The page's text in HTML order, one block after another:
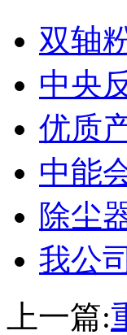
双轴
中央
优质
中能
除尘
我公
上一篇: